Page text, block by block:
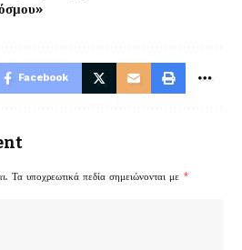
Facebook
Τα υποχρεωτικά πεδία σημειώνονται με *